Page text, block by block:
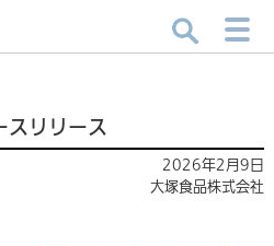
スリリース
2026年2月9日
大塚食品株式会社